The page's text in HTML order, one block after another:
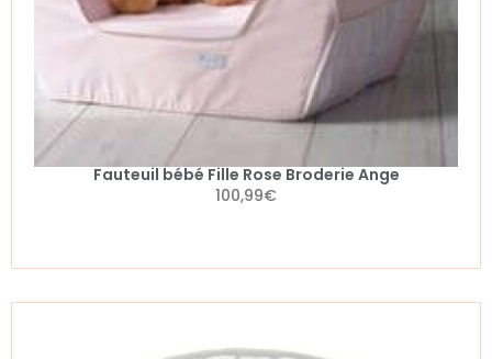
Fauteuil bébé Fille Rose Broderie Ange
100,99€